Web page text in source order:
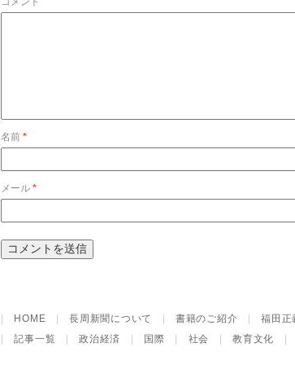
名前 *
メール *
HOME |長周新聞について |書籍のご紹介 |福田正
|記事一覧 |政治経済 国際 社会 |教育文化